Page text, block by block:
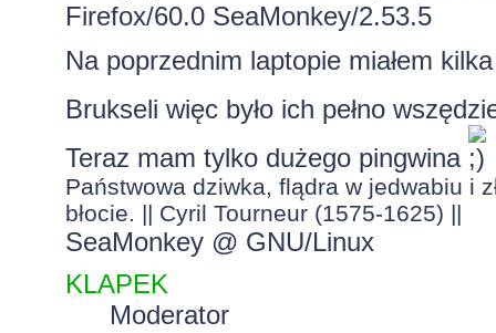
Firefox/60.0 SeaMonkey/2.53.5
Na poprzednim laptopie miałem
Brukseli więc było ich pełno
Teraz mam tylko dużego pingwina
Państwowa dziwka, flądra w jedwabiu i
błocie. || Cyril Tourneur (1575-1625) ||
SeaMonkey @ GNU/Linux
KLAPEK
Moderator